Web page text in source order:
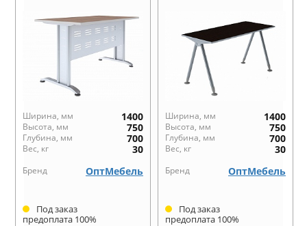
Ширина, мм 1400
Высота, мм 750
Глубина, мм 700
Вес, кг 30
Бренд ОптМебель
Под заказ
предоплата 100%
Ширина, мм 1400
Высота, мм 750
Глубина, мм 700
Вес, кг 30
Бренд ОптМебель
Под заказ
предоплата 100%